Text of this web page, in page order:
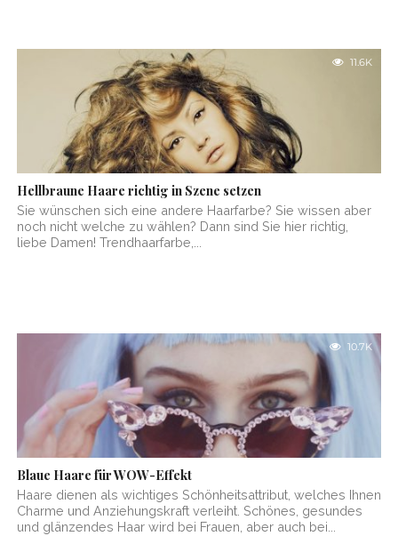
11.6K
Hellbraune Haare richtig in Szene setzen
Sie wünschen sich eine andere Haarfarbe? Sie wissen aber
noch nicht welche zu wählen? Dann sind Sie hier richtig,
liebe Damen! Trendhaarfarbe,...
10.7K
Blaue Haare für WOW-Effekt
Haare dienen als wichtiges Schönheitsattribut, welches Ihnen
Charme und Anziehungskraft verleiht. Schönes, gesundes
und glänzendes Haar wird bei Frauen, aber auch bei...